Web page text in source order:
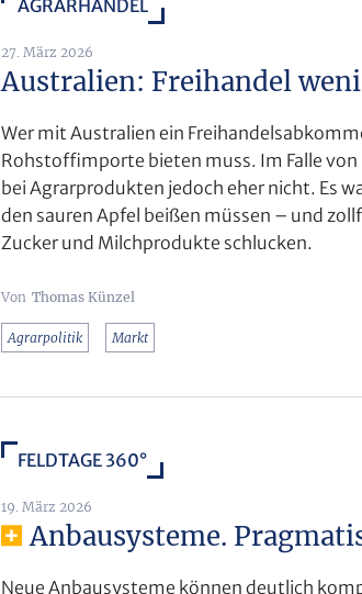
AGRARHANDEL
27. März 2026
Australien: Freihandel
Wer mit Australien ein
Rohstoffimporte bieten muss. Im Falle von
bei Agrarprodukten jedoch eher nicht. Es
den sauren Apfel beißen müssen – und
Zucker und Milchprodukte schlucken.
Thomas Künzel
Agrarpolitik Markt
FELDTAGE 360°
19. März 2026
Anbausysteme.
Neue Anbausysteme können deutlich